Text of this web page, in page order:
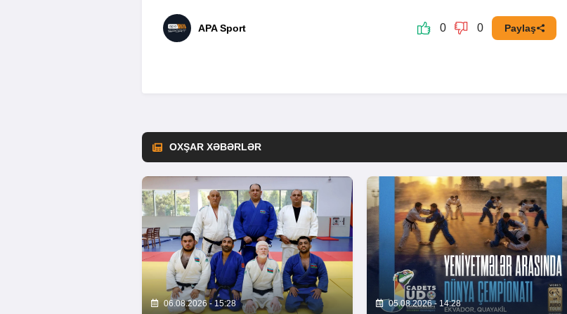
APA Sport 0 0 Paylaş
OXŞAR XƏBƏRLƏR
06.08.2026 - 15:28 05.08.2026 - 14:28